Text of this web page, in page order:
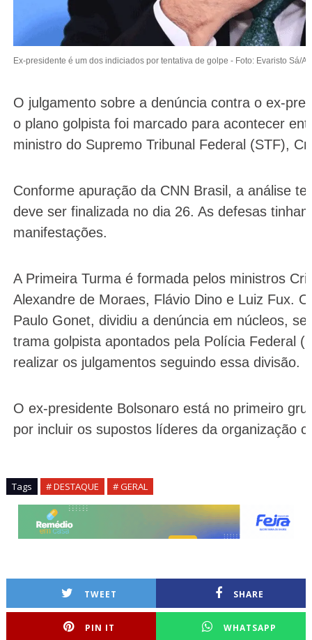
Ex-presidente é um dos indiciados por tentativa de golpe - Foto: Evaristo Sá/
O julgamento sobre a denúncia contra o ex-
o plano golpista foi marcado para acontecer
ministro do Supremo Tribunal Federal (STF),
Conforme apuração da CNN Brasil, a análise
deve ser finalizada no dia 26. As defesas
manifestações.
A Primeira Turma é formada pelos ministros
Alexandre de Moraes, Flávio Dino e Luiz Fux.
Paulo Gonet, dividiu a denúncia em núcleos,
trama golpista apontados pela Polícia Federal
realizar os julgamentos seguindo essa divisão.
O ex-presidente Bolsonaro está no primeiro
por incluir os supostos líderes da organização
Tags # DESTAQUE # GERAL
TWEET SHARE
PIN IT WHATSAPP